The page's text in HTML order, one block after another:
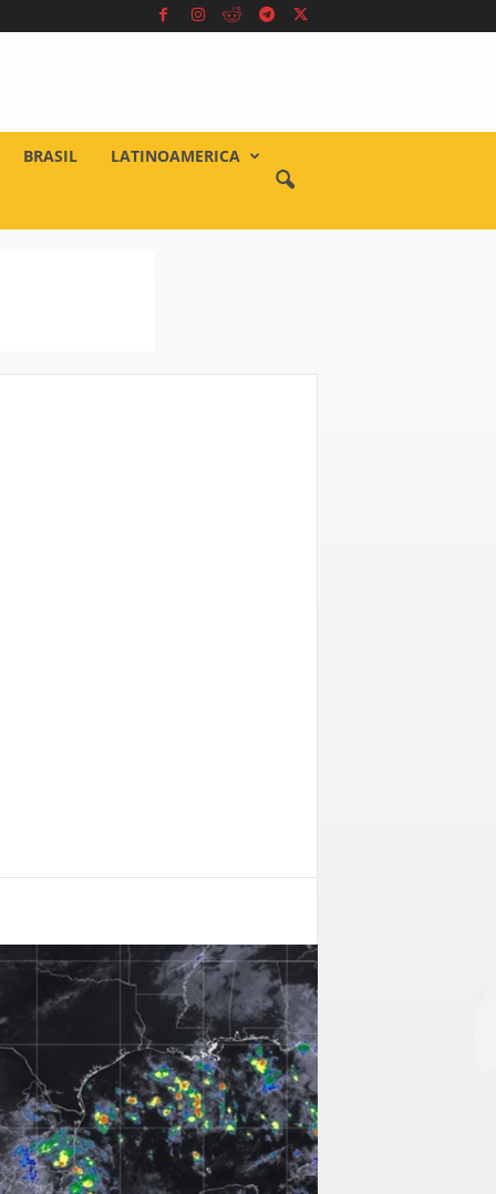
BRASIL LATINOAMERICA